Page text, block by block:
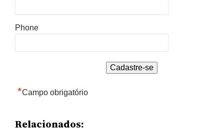
Phone
*Campo obrigatório
Relacionados: